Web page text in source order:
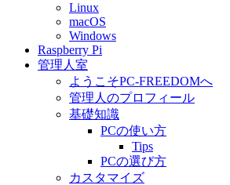
Linux
macOS
Windows
Raspberry Pi
管理人室
ようこそPC-FREEDOMへ
管理人のプロフィール
基礎知識
PCの使い方
Tips
PCの選び方
カスタマイズ